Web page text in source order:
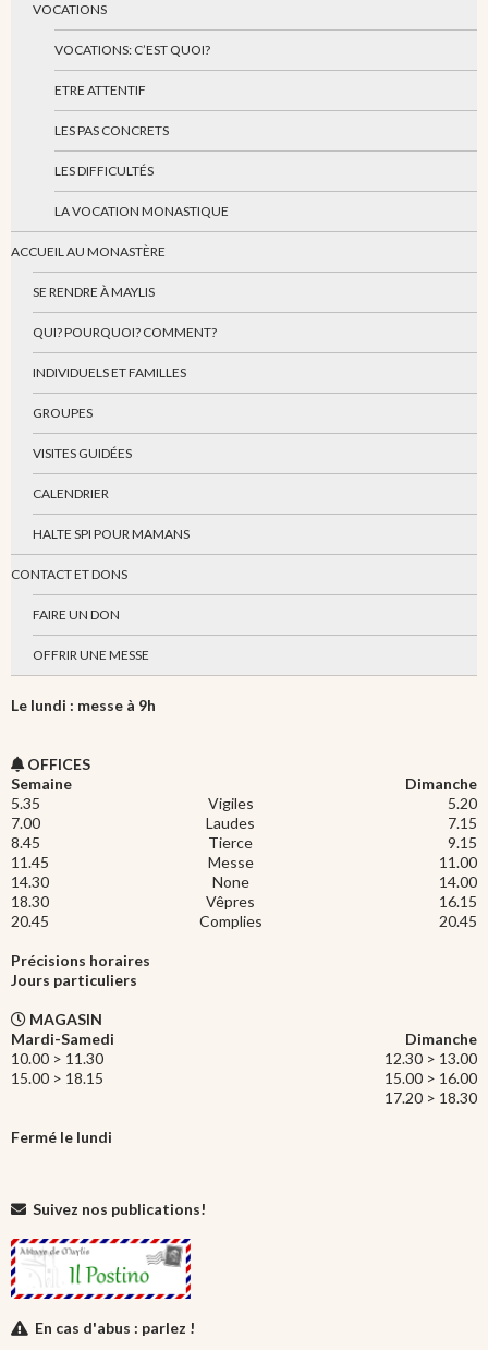
VOCATIONS
VOCATIONS: C’EST QUOI?
ETRE ATTENTIF
LES PAS CONCRETS
LES DIFFICULTÉS
LA VOCATION MONASTIQUE
ACCUEIL AU MONASTÈRE
SE RENDRE À MAYLIS
QUI? POURQUOI? COMMENT?
INDIVIDUELS ET FAMILLES
GROUPES
VISITES GUIDÉES
CALENDRIER
HALTE SPI POUR MAMANS
CONTACT ET DONS
FAIRE UN DON
OFFRIR UNE MESSE
Le lundi : messe à 9h
OFFICES
Semaine
Dimanche
5.35
Vigiles
5.20
7.00
Laudes
7.15
8.45
Tierce
9.15
11.45
Messe
11.00
14.30
None
14.00
18.30
Vêpres
16.15
20.45
Complies 20.45
Précisions horaires
Jours particuliers
MAGASIN
Mardi-Samedi
Dimanche
10.00 > 11.30
12.30 > 13.00
15.00 > 18.15
15.00 > 16.00
17.20 > 18.30
Fermé le lundi
Suivez nos publications!
En cas d'abus : parlez !